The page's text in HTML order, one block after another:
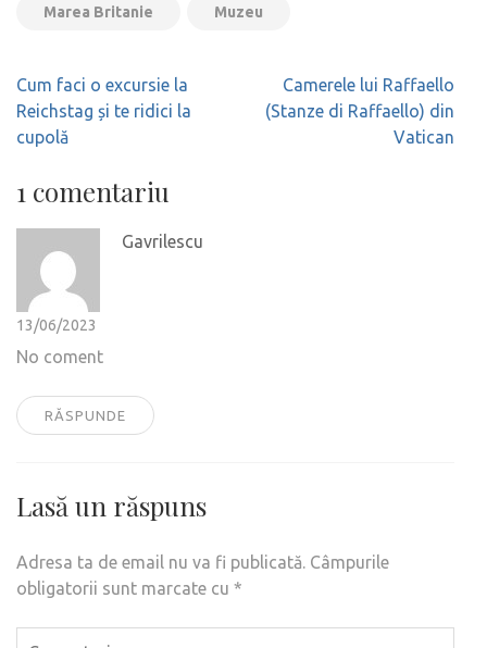
Marea Britanie Muzeu
Navigare
în
articole
Cum faci o excursie la
Reichstag și te ridici la
cupolă
Camerele lui Raffaello
(Stanze di Raffaello) din
Vatican
1 comentariu
Gavrilescu
13/06/2023
No coment
RĂSPUNDE
Lasă un răspuns
Adresa ta de email nu va fi publicată. Câmpurile
obligatorii sunt marcate cu *